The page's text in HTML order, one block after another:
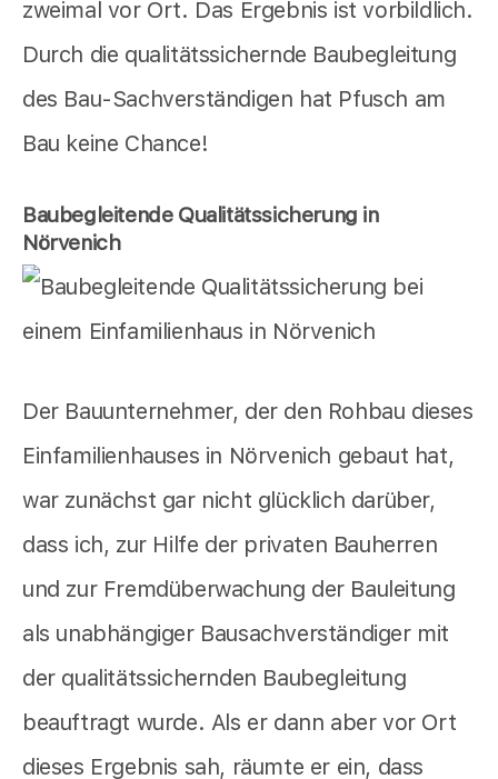
zweimal vor Ort. Das Ergebnis ist vorbildlich.
Durch die qualitätssichernde Baubegleitung
des Bau-Sachverständigen hat Pfusch am
Bau keine Chance!
Baubegleitende Qualitätssicherung in
Nörvenich
Der Bauunternehmer, der den Rohbau dieses
Einfamilienhauses in Nörvenich gebaut hat,
war zunächst gar nicht glücklich darüber,
dass ich, zur Hilfe der privaten Bauherren
und zur Fremdüberwachung der Bauleitung
als unabhängiger Bausachverständiger mit
der qualitätssichernden Baubegleitung
beauftragt wurde. Als er dann aber vor Ort
dieses Ergebnis sah, räumte er ein, dass